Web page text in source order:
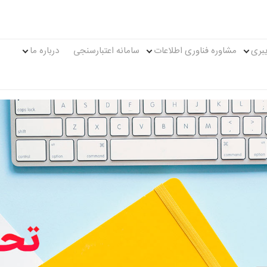
مشاوره فناوری اطلاعات سامانه اعتبارسنجی درباره ما